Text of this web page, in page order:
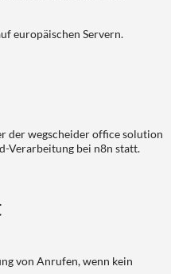
europäischen Servern.
der wegscheider office solution
Verarbeitung bei n8n statt.
von Anrufen, wenn kein